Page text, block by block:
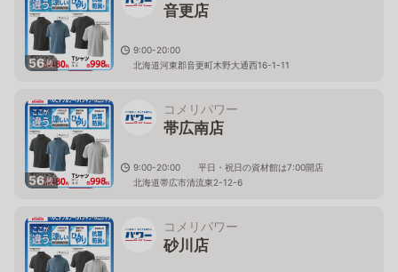
56枚
音更店
9:00-20:00
北海道河東郡音更町木野大通西16-1-11
56枚
コメリパワー
帯広南店
9:00-20:00 平日・祝日の資材館は7:00開店
北海道帯広市清流東2-12-6
コメリパワー
砂川店